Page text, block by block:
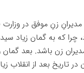
او مدیرانِ زنِ موفق در
چرا که به گمان زیاد
زن باشد. بعد
تاریخ بعد از انقلاب